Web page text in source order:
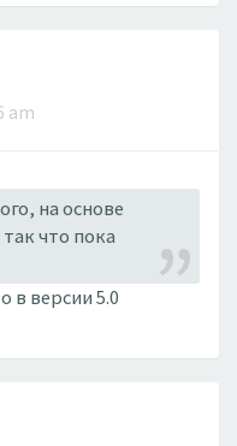
am
на основе
что пока
в версии 5.0